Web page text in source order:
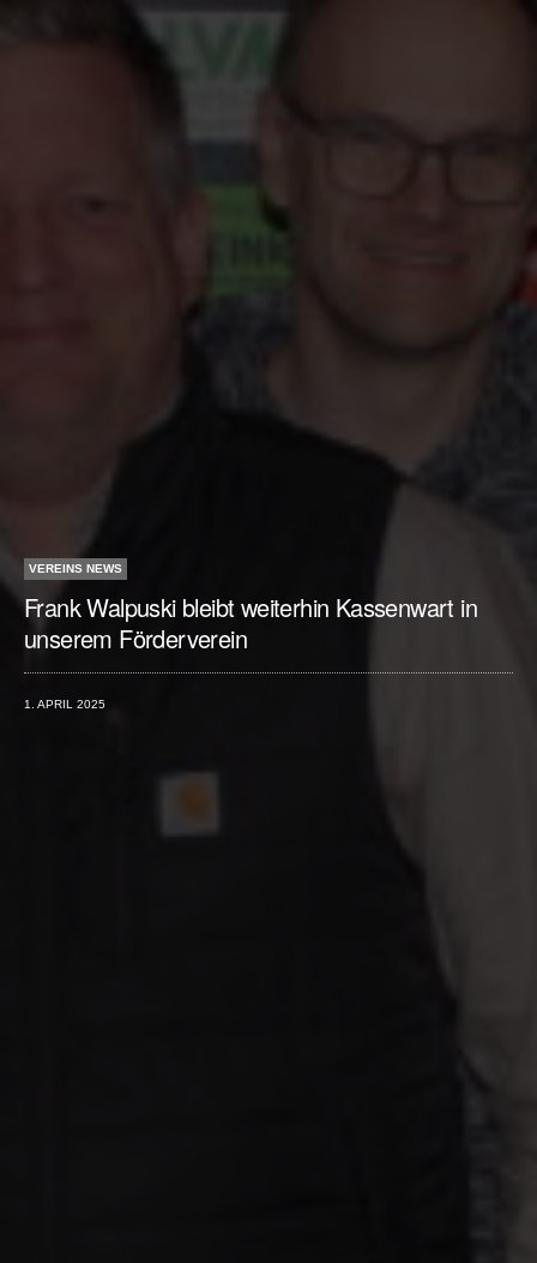
VEREINS NEWS
Frank Walpuski bleibt weiterhin Kassenwart in
unserem Förderverein
1. APRIL 2025